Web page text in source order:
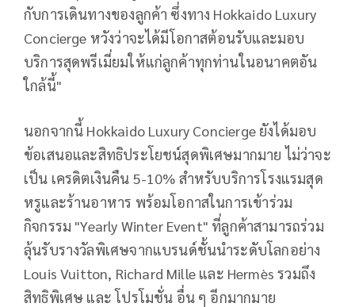
กับการเดินทางของลูกค้า ซึ่งทาง Hokkaido Luxury
Concierge หวังว่าจะได้มีโอกาสต้อนรับและมอบ
บริการสุดพรีเมี่ยมให้แก่ลูกค้าทุกท่านในอนาคตอัน
ใกล้นี้"
นอกจากนี้ Hokkaido Luxury Concierge ยังได้มอบ
ข้อเสนอและสิทธิประโยชน์สุดพิเศษมากมาย ไม่ว่าจะ
เป็น เครดิตเงินคืน 5-10% สำหรับบริการโรงแรมสุด
หรูและร้านอาหาร พร้อมโอกาสในการเข้าร่วม
กิจกรรม "Yearly Winter Event" ที่ลูกค้าสามารถร่วม
ลุ้นรับรางวัลพิเศษจากแบรนด์ชั้นนำระดับโลกอย่าง
Louis Vuitton, Richard Mille และ Hermès รวมถึง
สิทธิพิเศษ และ โปรโมชั่น อื่น ๆ อีกมากมาย